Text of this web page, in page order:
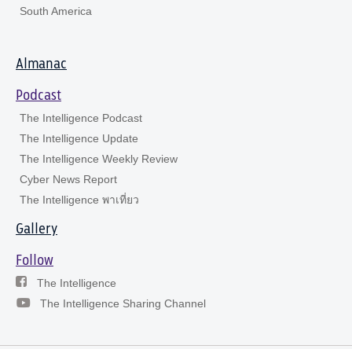
South America
Almanac
Podcast
The Intelligence Podcast
The Intelligence Update
The Intelligence Weekly Review
Cyber News Report
The Intelligence พาเที่ยว
Gallery
Follow
The Intelligence
The Intelligence Sharing Channel